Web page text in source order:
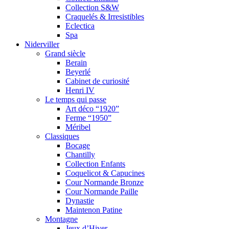
Collection S&W
Craquelés & Irresistibles
Eclectica
Spa
Niderviller
Grand siècle
Berain
Beyerlé
Cabinet de curiosité
Henri IV
Le temps qui passe
Art déco “1920”
Ferme “1950”
Méribel
Classiques
Bocage
Chantilly
Collection Enfants
Coquelicot & Capucines
Cour Normande Bronze
Cour Normande Paille
Dynastie
Maintenon Patine
Montagne